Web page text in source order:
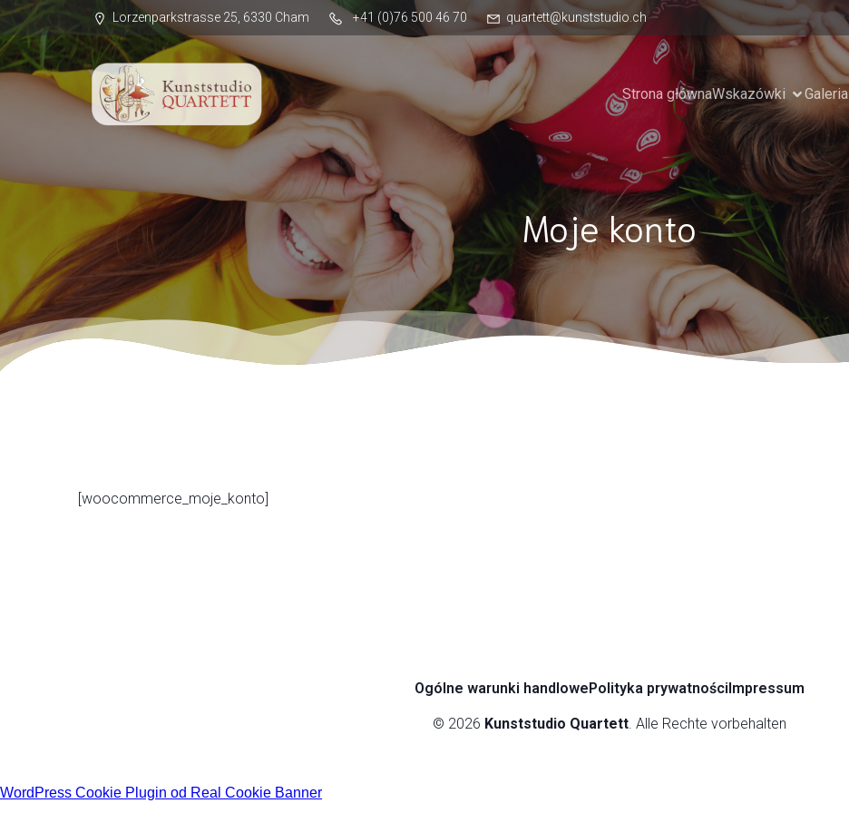
Lorzenparkstrasse 25, 6330 Cham +41 (0)76 500 46 70 quartett@kunststudio.ch
Strona głównaWskazówki Galeria
Moje konto
[woocommerce_moje_konto]
Ogólne warunki handlowePolityka prywatnościImpressum
© 2026 Kunststudio Quartett. Alle Rechte vorbehalten
WordPress Cookie Plugin od Real Cookie Banner